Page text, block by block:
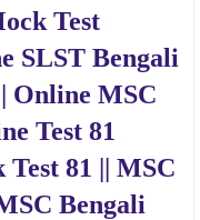
Test
SLST Bengali
Online MSC
Test 81
Test 81 || MSC
Bengali